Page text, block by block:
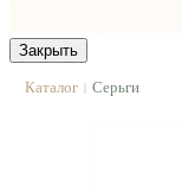
Закрыть
Каталог | Серьги